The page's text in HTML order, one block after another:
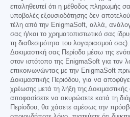
επαληθευτεί ότι η μέθοδος πληρωμής
υποβολές εξουσιοδότησης δεν
τέλη από την EnigmaSoft, αλλά,
σας ή/και το χρηματοπιστωτικό σας
τη διαθεσιμότητα του λογαριασμού
Δοκιμαστική σας Περίοδο μέσω της
στον ιστότοπο της EnigmaSoft για τον
επικοινωνώντας με την EnigmaSoft
Δοκιμαστικής Περιόδου, για να
χρέωσης μετά τη λήξη της
αποφασίσετε να ακυρώσετε κατά τη
Περίοδου, θα χάσετε αμέσως την